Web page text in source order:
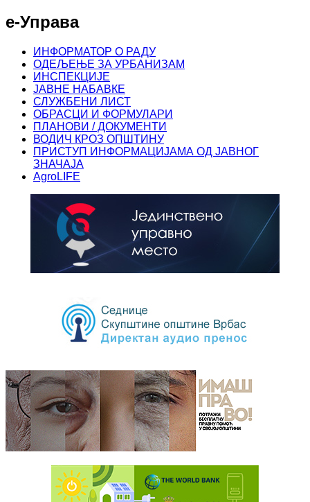
е-Управа
ИНФОРМАТОР О РАДУ
ОДЕЉЕЊЕ ЗА УРБАНИЗАМ
ИНСПЕКЦИЈЕ
ЈАВНЕ НАБАВКЕ
СЛУЖБЕНИ ЛИСТ
ОБРАСЦИ И ФОРМУЛАРИ
ПЛАНОВИ / ДОКУМЕНТИ
ВОДИЧ КРОЗ ОПШТИНУ
ПРИСТУП ИНФОРМАЦИЈАМА ОД ЈАВНОГ
ЗНАЧАЈА
AgroLIFE